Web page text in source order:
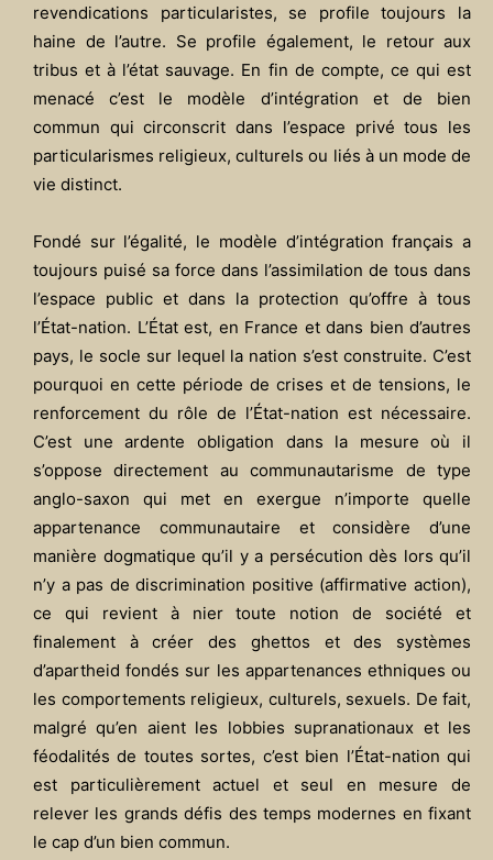
revendications particularistes, se profile toujours la
haine de l’autre. Se profile également, le retour aux
tribus et à l’état sauvage. En fin de compte, ce qui est
menacé c’est le modèle d’intégration et de bien
commun qui circonscrit dans l’espace privé tous les
particularismes religieux, culturels ou liés à un mode de
vie distinct.
Fondé sur l’égalité, le modèle d’intégration français a
toujours puisé sa force dans l’assimilation de tous dans
l’espace public et dans la protection qu’offre à tous
l’État-nation. L’État est, en France et dans bien d’autres
pays, le socle sur lequel la nation s’est construite. C’est
pourquoi en cette période de crises et de tensions, le
renforcement du rôle de l’État-nation est nécessaire.
C’est une ardente obligation dans la mesure où il
s’oppose directement au communautarisme de type
anglo-saxon qui met en exergue n’importe quelle
appartenance communautaire et considère d’une
manière dogmatique qu’il y a persécution dès lors qu’il
n’y a pas de discrimination positive (affirmative action),
ce qui revient à nier toute notion de société et
finalement à créer des ghettos et des systèmes
d’apartheid fondés sur les appartenances ethniques ou
les comportements religieux, culturels, sexuels. De fait,
malgré qu’en aient les lobbies supranationaux et les
féodalités de toutes sortes, c’est bien l’État-nation qui
est particulièrement actuel et seul en mesure de
relever les grands défis des temps modernes en fixant
le cap d’un bien commun.